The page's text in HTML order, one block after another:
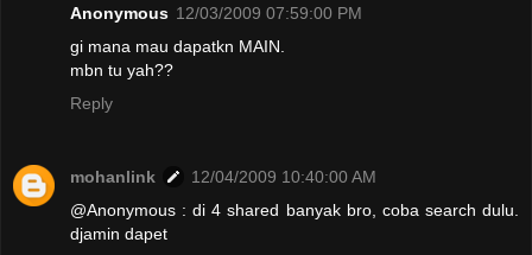
Anonymous 12/03/2009 07:59:00 PM
gi mana mau dapatkn MAIN.
mbn tu yah??
Reply
mohanlink
12/04/2009 10:40:00 AM
@Anonymous : di 4 shared banyak bro, coba search dulu.
djamin dapet